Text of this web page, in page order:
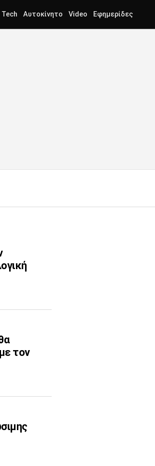
Tech Αυτοκίνητο Video Εφημερίδες
τον